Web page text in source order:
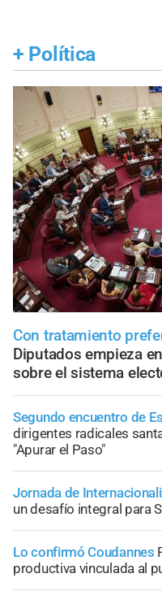
+ Política
Con tratamiento
Diputados empieza
sobre el sistema
Segundo encuentro de
dirigentes radicales
"Apurar el Paso"
Jornada de
un desafío integral para
Lo confirmó Coudannes
productiva vinculada al